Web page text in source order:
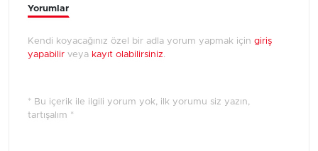
Yorumlar
Kendi koyacağınız özel bir adla yorum yapmak için giriş
yapabilir veya kayıt olabilirsiniz.
* Bu içerik ile ilgili yorum yok, ilk yorumu siz yazın,
tartışalım *